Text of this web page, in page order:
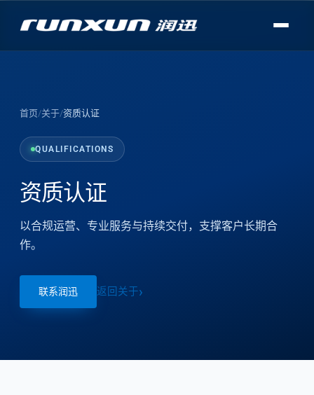
首页/关于/资质认证
QUALIFICATIONS
资质认证
以合规运营、专业服务与持续交付，支撑客户长期合
作。
联系润迅 返回关于